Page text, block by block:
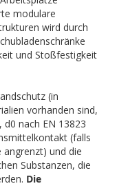
modulare
wird durch
und Stoßfestigkeit
(in
vorhanden sind,
nach EN 13823
(falls
und die
Substanzen, die
Die